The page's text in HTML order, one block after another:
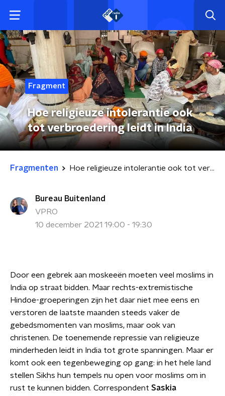
Fragment
Hoe religieuze intolerantie ook
tot verbroedering leidt in India
Fragmenten Hoe religieuze intolerantie ook tot verbroedering leidt in India
Bureau Buitenland
VPRO
10 december 2021 19:00 - 19:30
Door een gebrek aan moskeeën moeten veel moslims in
India op straat bidden. Maar rechts-extremistische
Hindoe-groeperingen zijn het daar niet mee eens en
verstoren de laatste maanden steeds vaker de
gebedsmomenten van moslims, maar ook van
christenen. De toenemende repressie van religieuze
minderheden leidt in India tot grote spanningen. Maar er
komt ook een tegenbeweging op gang: in het hele land
stellen Sikhs hun tempels nu open voor moslims om in
rust te kunnen bidden. Correspondent Saskia